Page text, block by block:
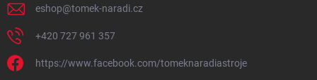
eshop@tomek-naradi.cz
+420 727 961 357
https://www.facebook.com/tomeknaradiastroje